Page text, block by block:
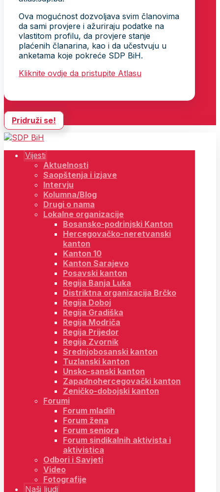
Ova mogućnost dozvoljava svim članovima
da sami provjere i ažuriraju podatke na
vlastitom profilu, da provjere stanje
plaćenih članarina, kao i da učestvuju u
anketama koje pokreće SDP BiH.
Kliknite ovdje da pristupite Atlasu
Pridruži se!
Vijesti
Aktuelnosti
Saopštenja i izjave
Intervju
Kolumna/Blog
Drugi o nama
Lokalne organizacije
Bosansko-podrinjski Kanton
Hercegovačko-neretvanski
kanton
Kanton 10
Kanton Sarajevo
Posavski kanton
Regija Banja Luka
Distriktna organizacija Brčko
Regija Doboj
Regija Gradiška
Regija Modriča
Regija Prijedor
Regija Zvornik
Srednjobosanski kanton
Tuzlanski kanton
Unsko-sanski kanton
Zapadnohercegovački kanton
Zeničko-dobojski kanton
Forumi
Forum mladih
Forum žena
Forum seniora
Forum sindikalnih aktivista i
aktivistica
Odbori i Savjeti
Video
Fotografije
Naši ljudi